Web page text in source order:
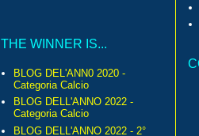
THE WINNER IS...
BLOG DEL'ANN0 2020 -
Categoria Calcio
BLOG DELL'ANNO 2022 -
Categoria Calcio
BLOG DELL'ANNO 2022 - 2°